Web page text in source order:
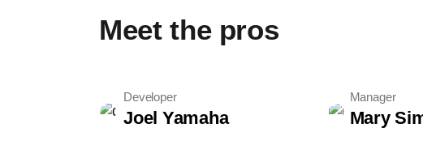
Meet the pros
Developer
Joel Yamaha
Manager
Mary